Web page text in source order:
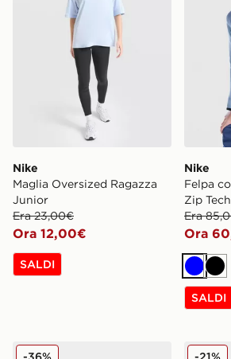
Nike
Maglia Oversized Ragazza
Junior
Era 23,00€
Ora 12,00€
SALDI
Nike
Felpa
Zip
Era
Ora
Blu
SALDI
Nike Air Max Phoenix Bambino
Nike